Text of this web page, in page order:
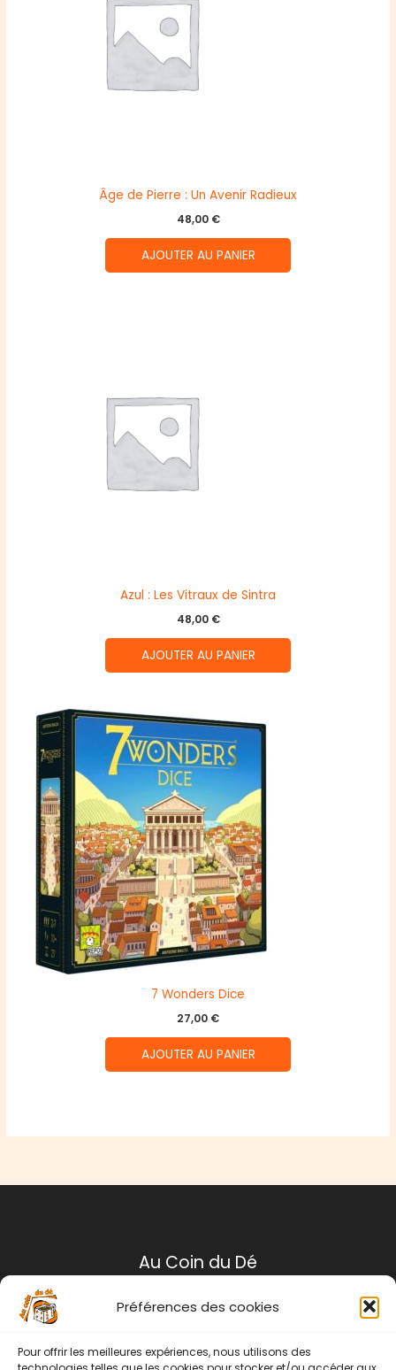
Préférences des cookies
Pour offrir les meilleures expériences, nous utilisons des
Âge de Pierre : Un Avenir Radieux
48,00 €
AJOUTER AU PANIER
Azul : Les Vitraux de Sintra
48,00 €
AJOUTER AU PANIER
7 Wonders Dice
27,00 €
AJOUTER AU PANIER
Au Coin du Dé
Conditions générales de ventes